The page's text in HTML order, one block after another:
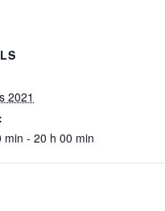
2021
min - 20 h 00 min